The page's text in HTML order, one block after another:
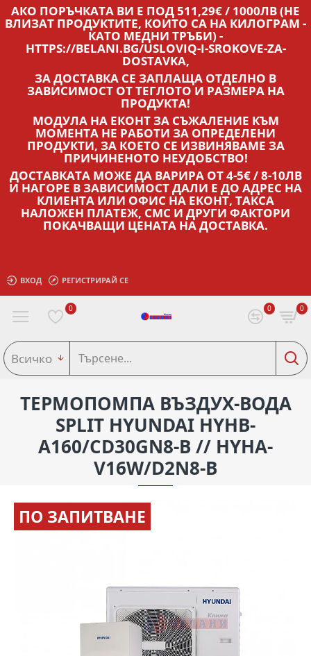
АКО ПОРЪЧКАТА ВИ Е ПОД 511,29€ / 1000ЛВ (НЕ
ВЛИЗАТ ПРОДУКТИТЕ, КОИТО СА НА КИЛОГРАМ -
КАТО МЕДНИ ТРЪБИ) -
HTTPS://BELANI.BG/USLOVIQ-I-SROKOVE-ZA-
DOSTAVKA,
ЗА ДОСТАВКА СЕ ЗАПЛАЩА ОТДЕЛНО В
ЗАВИСИМОСТ ОТ ТЕГЛОТО И РАЗМЕРА НА
ПРОДУКТА!
МОДУЛА НА ЕКОНТ ЗА СЪЖАЛЕНИЕ КЪМ
МОМЕНТА НЕ РАБОТИ ЗА ОПРЕДЕЛЕНИ
ПРОДУКТИ, ЗА КОЕТО СЕ ИЗВИНЯВАМЕ ЗА
ПРИЧИНЕНОТО НЕУДОБСТВО!
ДОСТАВКАТА МОЖЕ ДА ВАРИРА ОТ 4-5€ / 8-10ЛВ
И НАГОРЕ В ЗАВИСИМОСТ ДАЛИ Е ДО АДРЕС НА
КЛИЕНТА ИЛИ ОФИС НА ЕКОНТ, ТАКСА
НАЛОЖЕН ПЛАТЕЖ, СМС И ДРУГИ ФАКТОРИ
ПОКАЧВАЩИ ЦЕНАТА НА ДОСТАВКА.
ВХОД РЕГИСТРИРАЙ СЕ
0 0 0
Всичко
ТЕРМОПОМПА ВЪЗДУХ-ВОДА
SPLIT HYUNDAI HYHB-
A160/CD30GN8-B // HYHA-
V16W/D2N8-B
ПО ЗАПИТВАНЕ